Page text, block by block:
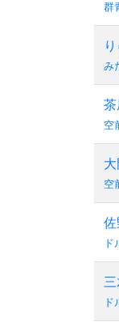
群
み
茶
空
空
ド
三
ド